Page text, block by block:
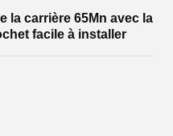
la carrière 65Mn avec la
facile à installer